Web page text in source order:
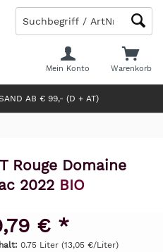
AB € 99,- (D + AT)
Warenkorb
Mein Konto
Rouge Domaine
2022 BIO
€ *
0.75 Liter (13,05 €/Liter)